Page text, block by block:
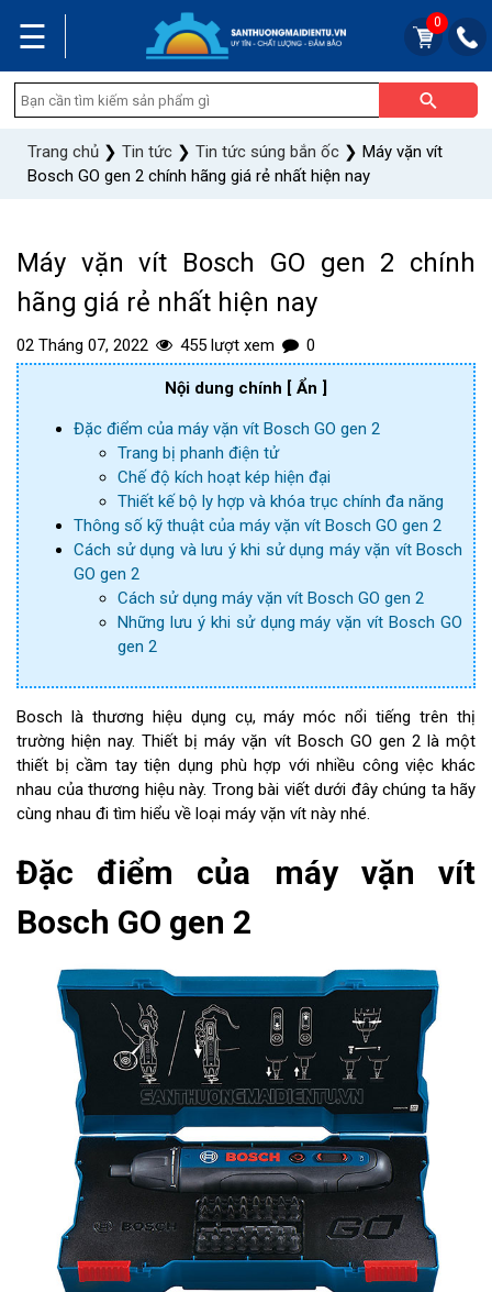
☰ 0
Trang chủ ❯ Tin tức ❯ Tin tức súng bắn ốc ❯ Máy vặn vít
Bosch GO gen 2 chính hãng giá rẻ nhất hiện nay
Máy vặn vít Bosch GO gen 2 chính
hãng giá rẻ nhất hiện nay
02 Tháng 07, 2022 455 lượt xem 0
Nội dung chính [ Ẩn ]
Đặc điểm của máy vặn vít Bosch GO gen 2
Trang bị phanh điện tử
Chế độ kích hoạt kép hiện đại
Thiết kế bộ ly hợp và khóa trục chính đa năng
Thông số kỹ thuật của máy vặn vít Bosch GO gen 2
Cách sử dụng và lưu ý khi sử dụng máy vặn vít Bosch
GO gen 2
Cách sử dụng máy vặn vít Bosch GO gen 2
Những lưu ý khi sử dụng máy vặn vít Bosch GO
gen 2
Bosch là thương hiệu dụng cụ, máy móc nổi tiếng trên thị
trường hiện nay. Thiết bị máy vặn vít Bosch GO gen 2 là một
thiết bị cầm tay tiện dụng phù hợp với nhiều công việc khác
nhau của thương hiệu này. Trong bài viết dưới đây chúng ta hãy
cùng nhau đi tìm hiểu về loại máy vặn vít này nhé.
Đặc điểm của máy vặn vít
Bosch GO gen 2